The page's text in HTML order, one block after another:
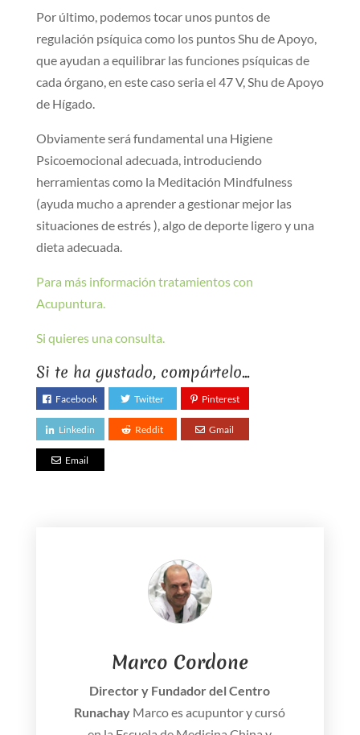
Por último, podemos tocar unos puntos de
regulación psíquica como los puntos Shu de Apoyo,
que ayudan a equilibrar las funciones psíquicas de
cada órgano, en este caso seria el 47 V, Shu de Apoyo
de Hígado.
Obviamente será fundamental una Higiene
Psicoemocional adecuada, introduciendo
herramientas como la Meditación Mindfulness
(ayuda mucho a aprender a gestionar mejor las
situaciones de estrés ), algo de deporte ligero y una
dieta adecuada.
Para más información tratamientos con
Acupuntura.
Si quieres una consulta.
Si te ha gustado, compártelo...
Facebook Twitter Pinterest
Linkedin Reddit Gmail
Email
Marco Cordone
Director y Fundador del Centro
Runachay Marco es acupuntor y cursó